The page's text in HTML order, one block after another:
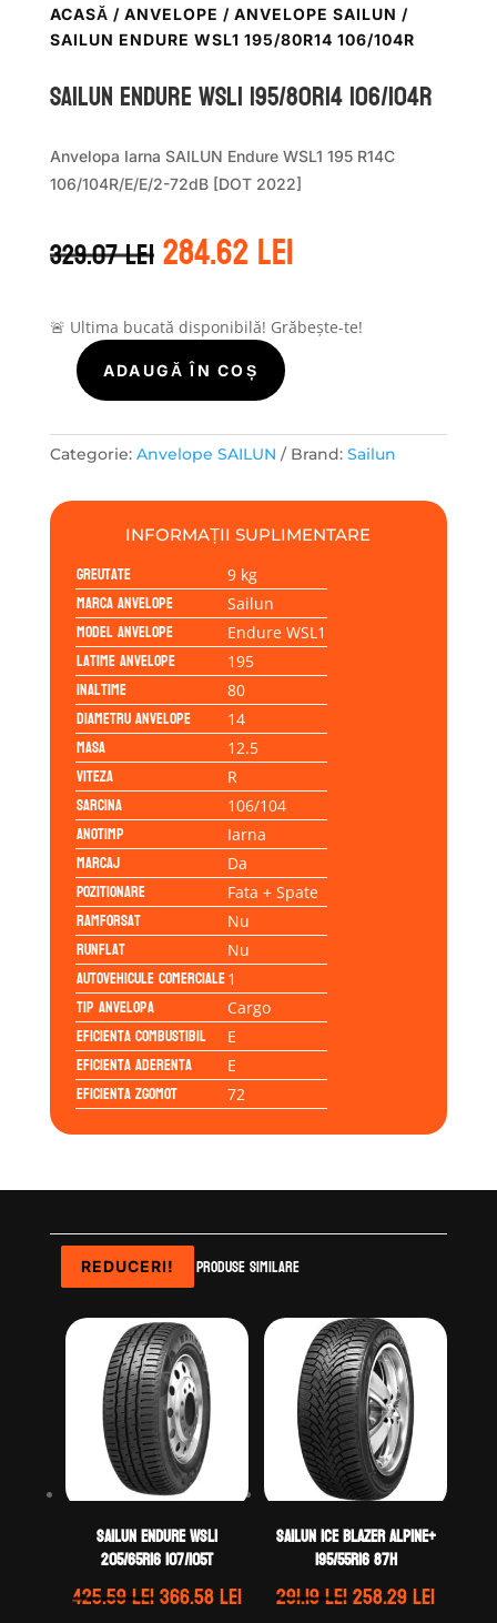
ACASĂ / ANVELOPE / ANVELOPE SAILUN /
SAILUN ENDURE WSL1 195/80R14 106/104R
Sailun ENDURE WSL1 195/80R14 106/104R
Anvelopa Iarna SAILUN Endure WSL1 195 R14C
106/104R/E/E/2-72dB [DOT 2022]
329.07leiPrețul
inițial
fost:
329.07 lei.
284.62leiPrețul
curent
284.62 lei.
🚨 Ultima bucată disponibilă! Grăbește-te!
Cantitate
ENDURE
WSL1
106/104R
ADAUGĂ ÎN COȘ
Categorie: Anvelope SAILUN Brand: Sailun
INFORMAȚII SUPLIMENTARE
Greutate 9 kg
Marca anvelope Sailun
Model anvelope Endure WSL1
Latime anvelope 195
Inaltime 80
Diametru anvelope 14
Masa 12.5
Viteza R
Sarcina 106/104
Anotimp Iarna
Marcaj Da
Pozitionare Fata + Spate
Ramforsat Nu
Runflat Nu
Autovehicule comerciale1
Tip anvelopa Cargo
Eficienta Combustibil E
Eficienta Aderenta E
Eficienta Zgomot 72
Produse similare
REDUCERI!
Sailun ENDURE WSL1
205/65R16 107/105T
425.59leiPrețul
366.58leiPrețul
REDUCERI!
Sailun ICE BLAZER ALPINE+
195/55R16 87H
291.19leiPrețul
258.29leiPrețul
REDUCERI!
REDUCERI!